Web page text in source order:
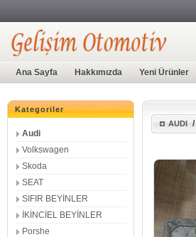
Ana Sayfa Hakkımızda Yeni Ürünler
Kategoriler
Audi
Volkswagen
Skoda
SEAT
SIFIR BEYİNLER
İKİNCİEL BEYİNLER
Porshe
AUDI /